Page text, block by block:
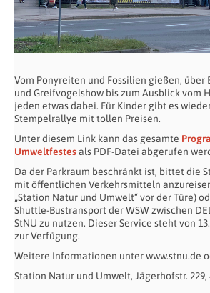
Vom Ponyreiten und Fossilien gießen, über
und Greifvogelshow bis zum Ausblick vom
jeden etwas dabei. Für Kinder gibt es
Stempelrallye mit tollen Preisen.
Unter diesem Link kann das gesamte
Umweltfestesals PDF-Datei abgerufen
Da der Parkraum beschränkt ist, bittet die
mit öffentlichen Verkehrsmitteln
„Station Natur und Umwelt“ vor der Türe)
Shuttle-Bustransport der WSW zwischen
StNU zu nutzen. Dieser Service steht von
zur Verfügung.
Weitere Informationen unter www.stnu.de
Station Natur und Umwelt, Jägerhofstr. 229,